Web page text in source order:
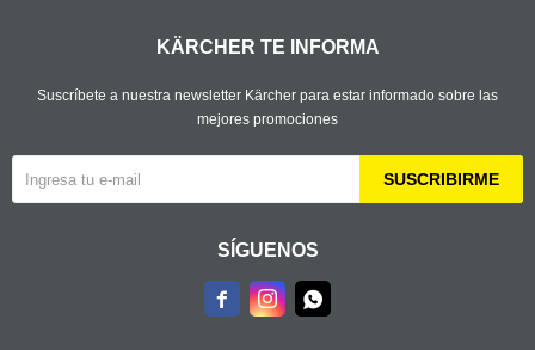
SÍGUENOS
  
KÄRCHER TE INFORMA
Suscríbete a nuestra newsletter Kärcher para estar informado sobre las
mejores promociones
SUSCRIBIRME